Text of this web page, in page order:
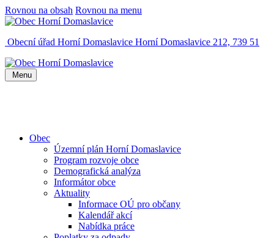
Rovnou na obsah Rovnou na menu
Obecní úřad Horní Domaslavice Horní Domaslavice 212, 739 51
Menu
Obec
Územní plán Horní Domaslavice
Program rozvoje obce
Demografická analýza
Informátor obce
Aktuality
Informace OÚ pro občany
Kalendář akcí
Nabídka práce